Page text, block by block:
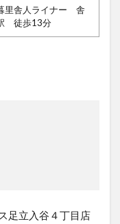
里舎人ライナー 舎
徒歩13分
足立入谷４丁目店